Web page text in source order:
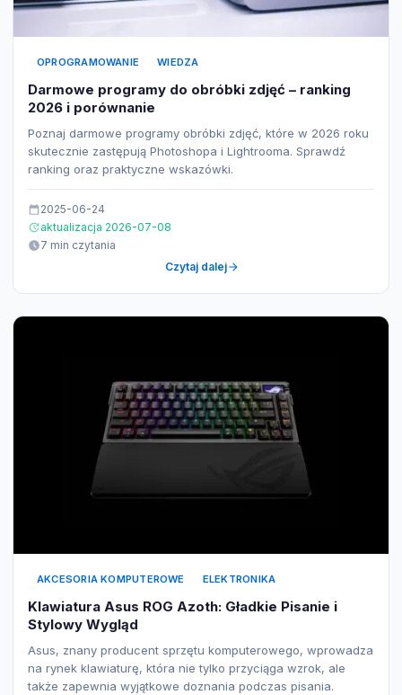
OPROGRAMOWANIE WIEDZA
Darmowe programy do obróbki zdjęć – ranking
2026 i porównanie
Poznaj darmowe programy obróbki zdjęć, które w 2026 roku
skutecznie zastępują Photoshopa i Lightrooma. Sprawdź
ranking oraz praktyczne wskazówki.
2025-06-24
aktualizacja 2026-07-08
7 min czytania
Czytaj dalej
AKCESORIA KOMPUTEROWE ELEKTRONIKA
Klawiatura Asus ROG Azoth: Gładkie Pisanie i
Stylowy Wygląd
Asus, znany producent sprzętu komputerowego, wprowadza
na rynek klawiaturę, która nie tylko przyciąga wzrok, ale
także zapewnia wyjątkowe doznania podczas pisania.